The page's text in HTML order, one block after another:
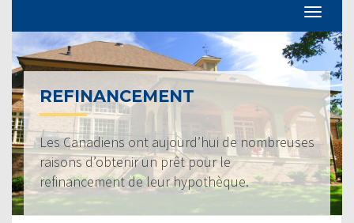
REFINANCEMENT
Les Canadiens ont aujourd’hui de nombreuses
raisons d’obtenir un prêt pour le
refinancement de leur hypothèque.